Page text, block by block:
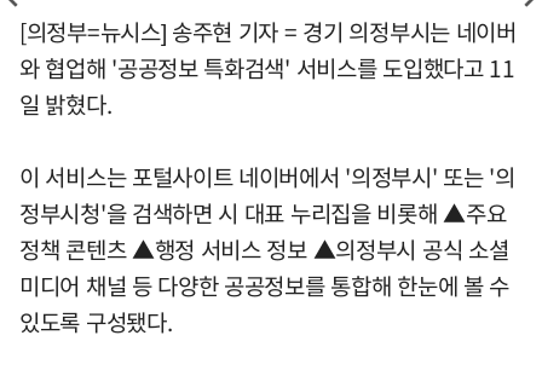
[의정부=뉴시스] 송주현 기자 = 경기 의정부시는 네이버
와 협업해 '공공정보 특화검색' 서비스를 도입했다고 11
일 밝혔다.
이 서비스는 포털사이트 네이버에서 '의정부시' 또는 '의
정부시청'을 검색하면 시 대표 누리집을 비롯해 ▲주요
정책 콘텐츠 ▲행정 서비스 정보 ▲의정부시 공식 소셜
미디어 채널 등 다양한 공공정보를 통합해 한눈에 볼 수
있도록 구성됐다.